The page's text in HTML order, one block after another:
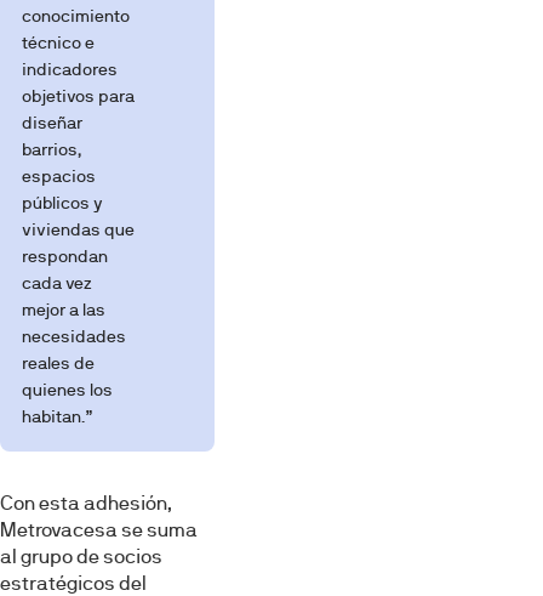
conocimiento
técnico e
indicadores
objetivos para
diseñar
barrios,
espacios
públicos y
viviendas que
respondan
cada vez
mejor a las
necesidades
reales de
quienes los
habitan.”
Con esta adhesión,
Metrovacesa se suma
al grupo de socios
estratégicos del